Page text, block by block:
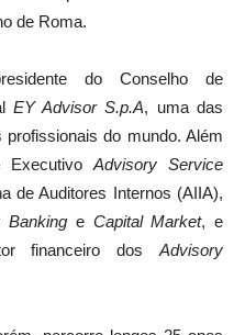
de Roma.
do Conselho de
EY Advisor S.p.A, uma das
do mundo. Além
Advisory Service
de Auditores Internos (AIIA),
Banking e Capital Market, e
financeiro dos Advisory